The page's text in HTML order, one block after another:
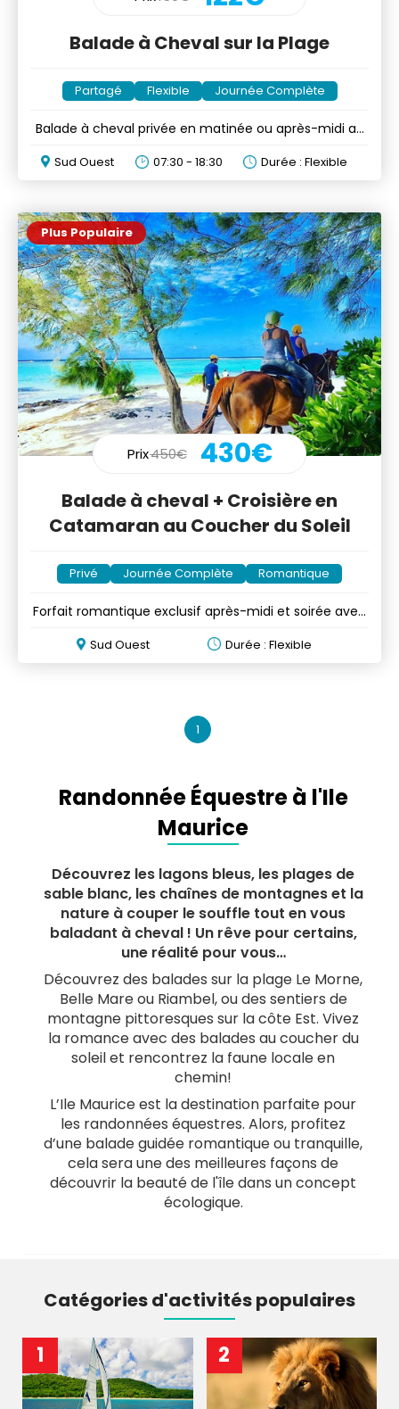
Balade à Cheval sur la Plage
Partagé Flexible Journée Complète
Balade à cheval privée en matinée ou après-midi au
Sud Ouest 07:30 - 18:30 Durée : Flexible
Plus Populaire
Prix450€ 430€
Balade à cheval + Croisière en
Catamaran au Coucher du Soleil
Privé Journée Complète Romantique
Forfait romantique exclusif après-midi et soirée avec
Sud Ouest Durée : Flexible
1
Randonnée Équestre à l'Ile
Maurice
Découvrez les lagons bleus, les plages de
sable blanc, les chaînes de montagnes et la
nature à couper le souffle tout en vous
baladant à cheval ! Un rêve pour certains,
une réalité pour vous…
Découvrez des balades sur la plage Le Morne,
Belle Mare ou Riambel, ou des sentiers de
montagne pittoresques sur la côte Est. Vivez
la romance avec des balades au coucher du
soleil et rencontrez la faune locale en
chemin!
L’Ile Maurice est la destination parfaite pour
les randonnées équestres. Alors, profitez
d’une balade guidée romantique ou tranquille,
cela sera une des meilleures façons de
découvrir la beauté de l'île dans un concept
écologique.
Catégories d'activités populaires
1 2